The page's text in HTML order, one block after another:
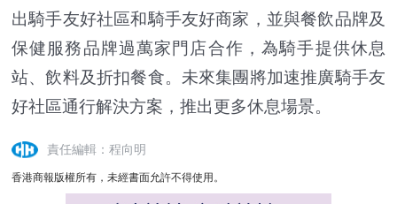
出騎手友好社區和騎手友好商家，並與餐飲品牌及
保健服務品牌過萬家門店合作，為騎手提供休息
站、飲料及折扣餐食。未來集團將加速推廣騎手友
好社區通行解決方案，推出更多休息場景。
責任編輯：程向明
香港商報版權所有，未經書面允許不得使用。